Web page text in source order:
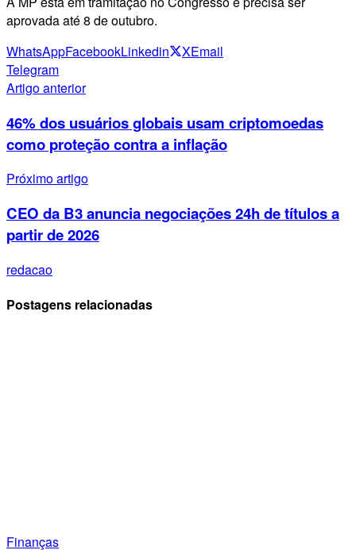
aprovada até 8 de outubro.
WhatsAppFacebookLinkedin XEmail
Telegram
Artigo anterior
46% dos usuários globais usam criptomoedas
como proteção contra a inflação
Próximo artigo
CEO da B3 anuncia negociações 24h de títulos a
partir de 2026
redacao
Postagens relacionadas
Finanças